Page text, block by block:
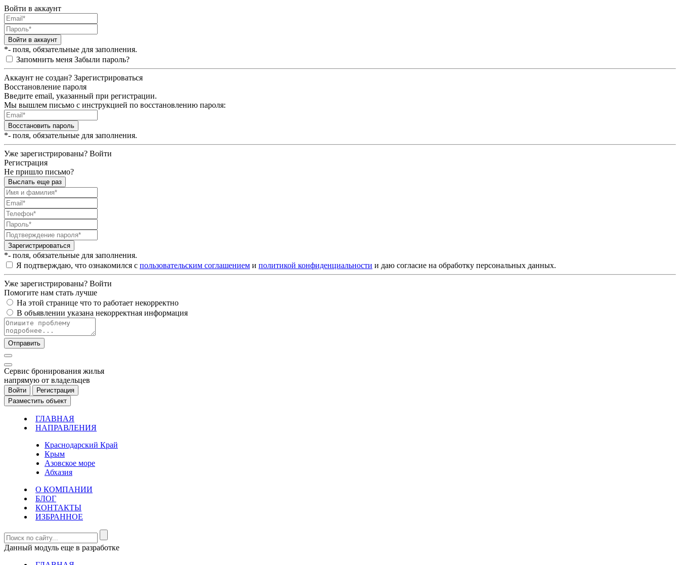
Войти в аккаунт
Войти в аккаунт
*- поля, обязательные для заполнения.
Запомнить меня Забыли пароль?
Аккаунт не создан? Зарегистрироваться
Восстановление пароля
Введите email, указанный при регистрации.
Мы вышлем письмо с инструкцией по восстановлению пароля:
Восстановить пароль
*- поля, обязательные для заполнения.
Уже зарегистрированы? Войти
Регистрация
Не пришло письмо?
Выслать еще раз
Зарегистрироваться
*- поля, обязательные для заполнения.
Я подтверждаю, что ознакомился с пользовательским соглашением и политикой конфиденциальности и даю согласие на обработку персональных данных.
Уже зарегистрированы? Войти
Помогите нам стать лучше
На этой странице что то работает некорректно
В объявлении указана некорректная информация
Отправить
Cервис бронирования жилья
напрямую от владельцев
Войти
Регистрация
Разместить объект
ГЛАВНАЯ
НАПРАВЛЕНИЯ
Краснодарский Край
Крым
Азовское море
Абхазия
О КОМПАНИИ
БЛОГ
КОНТАКТЫ
ИЗБРАННОЕ
Данный модуль еще в разработке